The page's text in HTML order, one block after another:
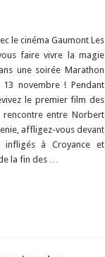
le cinéma Gaumont Les
faire vivre la magie
une soirée Marathon
13 novembre ! Pendant
le premier film des
rencontre entre Norbert
affligez-vous devant
infligés à Croyance et
la fin des …